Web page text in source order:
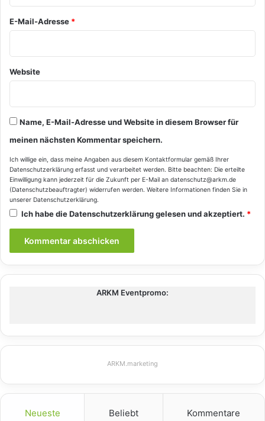
*
E-Mail-Adresse *
Website
Name, E-Mail-Adresse und Website in diesem Browser für
meinen nächsten Kommentar speichern.
Ich willige ein, dass meine Angaben aus diesem Kontaktformular gemäß Ihrer
Datenschutzerklärung erfasst und verarbeitet werden. Bitte beachten: Die erteilte
Einwilligung kann jederzeit für die Zukunft per E-Mail an datenschutz@arkm.de
(Datenschutzbeauftragter) widerrufen werden. Weitere Informationen finden Sie in
unserer Datenschutzerklärung.
Ich habe dieDatenschutzerklärunggelesen und akzeptiert. *
ARKM Eventpromo:
ARKM.marketing
Neueste Beliebt Kommentare